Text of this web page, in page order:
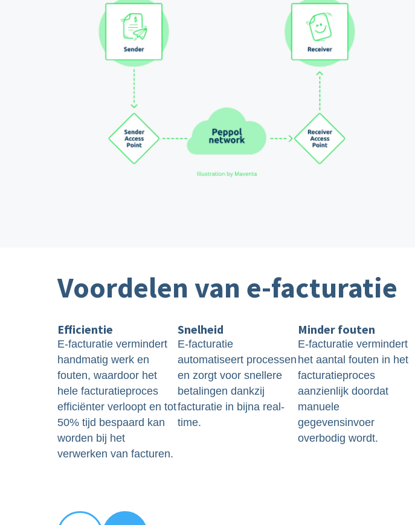
Voordelen van e-facturatie
Efficientie
E-facturatie vermindert
handmatig werk en
fouten, waardoor het
hele facturatieproces
efficiënter verloopt en tot
50% tijd bespaard kan
worden bij het
verwerken van facturen.
Snelheid
E-facturatie
automatiseert processen
en zorgt voor snellere
betalingen dankzij
facturatie in bijna real-
time.
Minder fouten
E-facturatie vermindert
het aantal fouten in het
facturatieproces
aanzienlijk doordat
manuele
gegevensinvoer
overbodig wordt.